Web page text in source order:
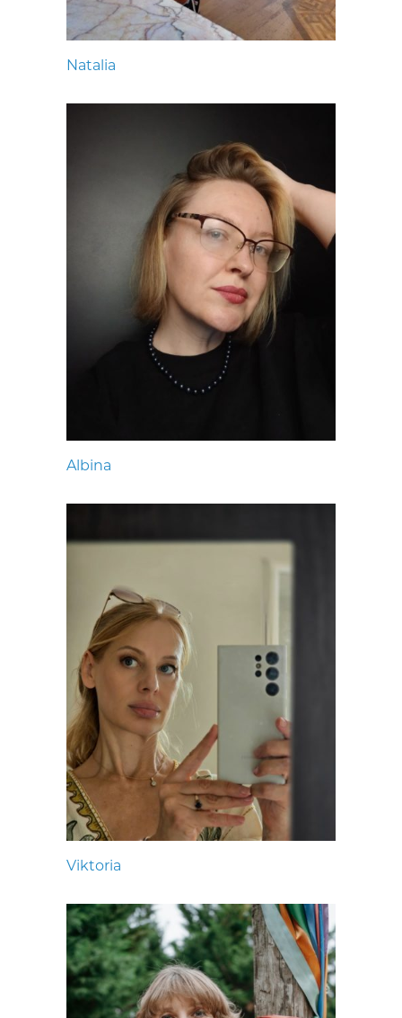
Natalia
Albina
Viktoria